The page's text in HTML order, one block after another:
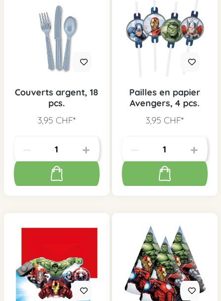
Couverts argent, 18
pcs.
3,95 CHF*
Pailles en papier
Avengers, 4 pcs.
3,95 CHF*